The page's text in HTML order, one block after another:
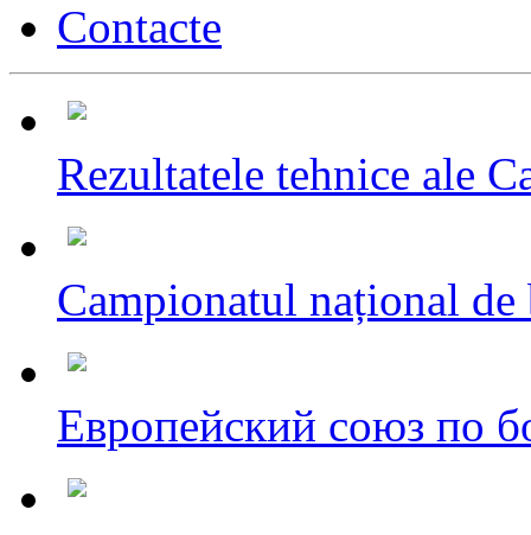
Contacte
Rezultatele tehnice ale
Campionatul național
Европейский союз по